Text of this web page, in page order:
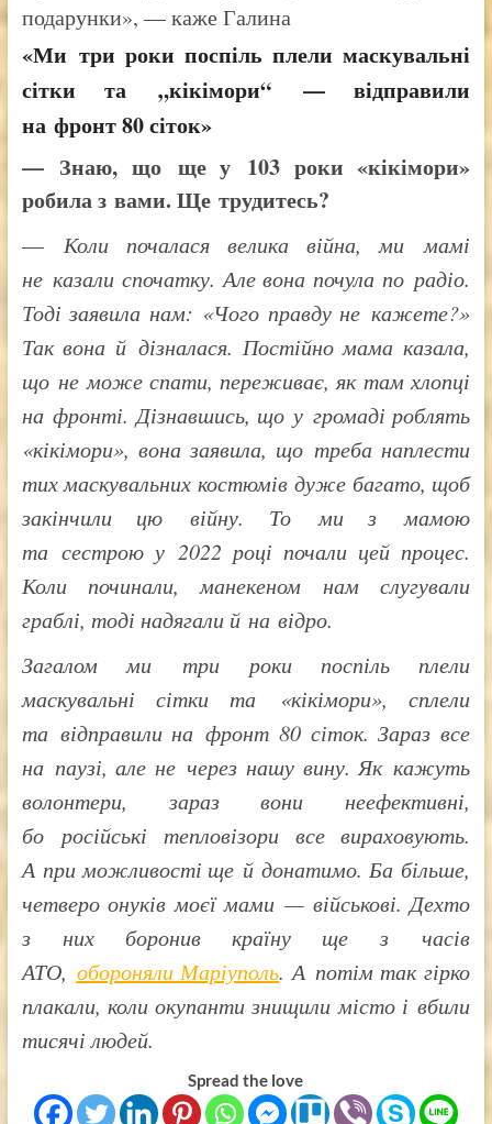
подарунки», — каже Галина
«Ми три роки поспіль плели маскувальні
сітки та „кікімори“ — відправили
на фронт 80 сіток»
— Знаю, що ще у 103 роки «кікімори»
робила з вами. Ще трудитесь?
— Коли почалася велика війна, ми мамі
не казали спочатку. Але вона почула по радіо.
Тоді заявила нам: «Чого правду не кажете?»
Так вона й дізналася. Постійно мама казала,
що не може спати, переживає, як там хлопці
на фронті. Дізнавшись, що у громаді роблять
«кікімори», вона заявила, що треба наплести
тих маскувальних костюмів дуже багато, щоб
закінчили цю війну. То ми з мамою
та сестрою у 2022 році почали цей процес.
Коли починали, манекеном нам слугували
граблі, тоді надягали й на відро.
Загалом ми три роки поспіль плели
маскувальні сітки та «кікімори», сплели
та відправили на фронт 80 сіток. Зараз все
на паузі, але не через нашу вину. Як кажуть
волонтери, зараз вони неефективні,
бо російські тепловізори все вираховують.
А при можливості ще й донатимо. Ба більше,
четверо онуків моєї мами — військові. Дехто
з них боронив країну ще з часів
АТО, обороняли Маріуполь. А потім так гірко
плакали, коли окупанти знищили місто і вбили
тисячі людей.
Spread the love